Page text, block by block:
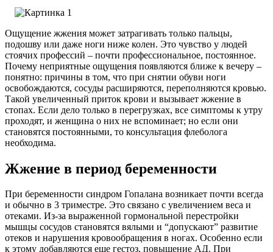
Ощущение жжения может затрагивать только пальцы,
подошву или даже ноги ниже колен. Это чувство у людей
стоячих профессий – почти профессиональное, постоянное.
Почему неприятные ощущения появляются ближе к вечеру –
понятно: причины в том, что при снятии обуви ноги
освобождаются, сосуды расширяются, переполняются кровью.
Такой увеличенный приток крови и вызывает жжение в
стопах. Если дело только в перегрузках, все симптомы к утру
проходят, и женщина о них не вспоминает; но если они
становятся постоянными, то консультация флеболога
необходима.
Жжение в период беременности
При беременности синдром Гопалана возникает почти всегда
и обычно в 3 триместре. Это связано с увеличением веса и
отеками. Из-за выраженной гормональной перестройки
мышцы сосудов становятся вялыми и “допускают” развитие
отеков и нарушения кровообращения в ногах. Особенно если
к этому добавляются еще гестоз, повышение АД. При